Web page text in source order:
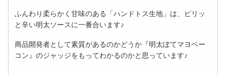
ふんわり柔らかく甘味のある「ハンドトス生地」は、ピリッ
と辛い明太ソースに一番合います♪
商品開発者として素質があるのかどうか『明太ぽてマヨベー
コン』のジャッジをもってわかるのかと思っています♪